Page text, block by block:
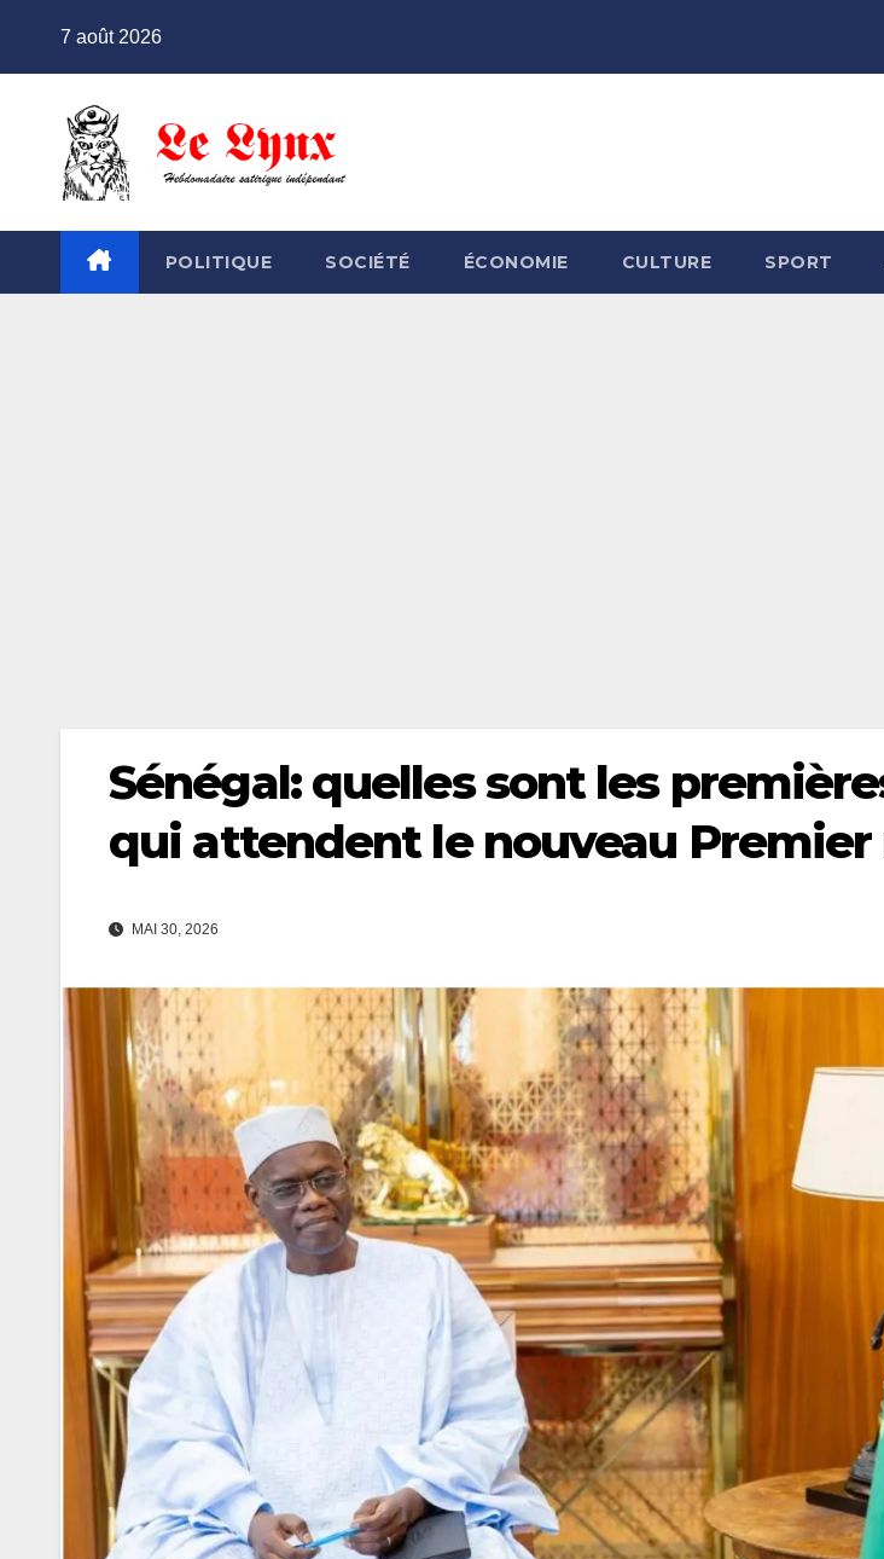
7 août 2026
POLITIQUE SOCIÉTÉ ÉCONOMIE CULTURE SPORT
Sénégal: quelles sont les
qui attendent le nouveau
MAI 30, 2026